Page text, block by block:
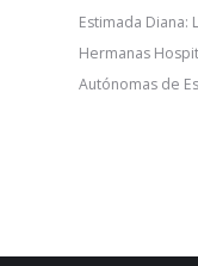
Estimada Diana:
Hermanas
Autónomas de